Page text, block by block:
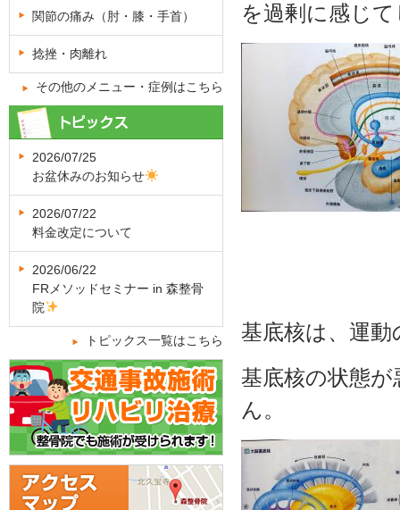
を過剰に感じ
基底核は、運
基底核の状態
ん。
関節の痛み（肘・膝・手首）
捻挫・肉離れ
その他のメニュー・症例はこちら
2026/07/25
お盆休みのお知らせ
2026/07/22
料金改定について
2026/06/22
FRメソッドセミナー in 森整骨
院
トピックス一覧はこちら